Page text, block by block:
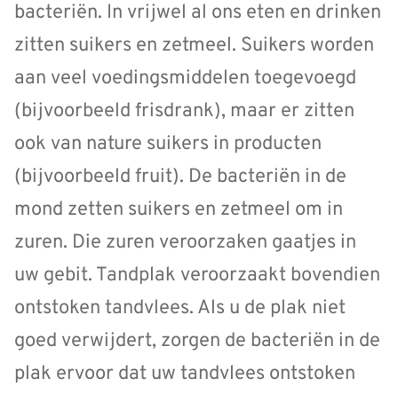
bacteriën. In vrijwel al ons eten en drinken
zitten suikers en zetmeel. Suikers worden
aan veel voedingsmiddelen toegevoegd
(bijvoorbeeld frisdrank), maar er zitten
ook van nature suikers in producten
(bijvoorbeeld fruit). De bacteriën in de
mond zetten suikers en zetmeel om in
zuren. Die zuren veroorzaken gaatjes in
uw gebit. Tandplak veroorzaakt bovendien
ontstoken tandvlees. Als u de plak niet
goed verwijdert, zorgen de bacteriën in de
plak ervoor dat uw tandvlees ontstoken